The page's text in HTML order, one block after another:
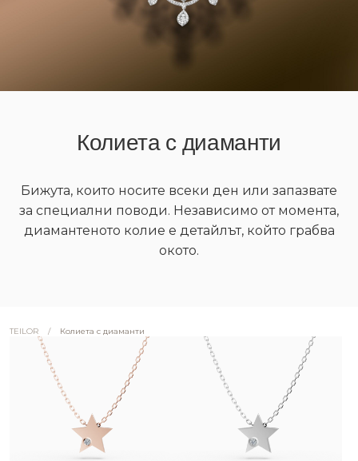
Колиета с диаманти
Бижута, които носите всеки ден или запазвате
за специални поводи. Независимо от момента,
диамантеното колие е детайлът, който грабва
окото.
TEILOR / Колиета с диаманти